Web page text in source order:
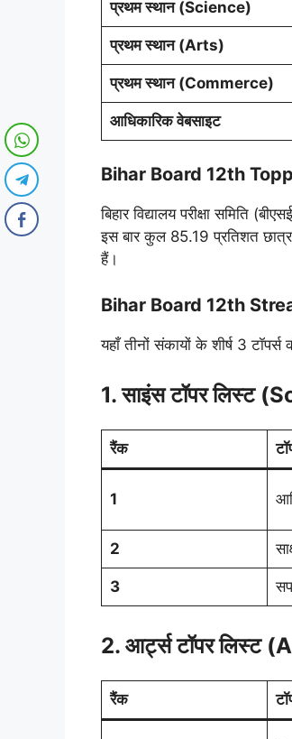
प्रथम स्थान (Science)
प्रथम स्थान (Arts)
प्रथम स्थान (Commerce)
आधिकारिक वेबसाइट
Bihar Board 12th
बिहार विद्यालय परीक्षा समिति
इस बार कुल 85.19 प्रतिशत
हैं।
Bihar Board 12th
यहाँ तीनों संकायों के शीर्ष 3
1. साइंस टॉपर लिस्ट
रैंक
1
2
3
2. आर्ट्स टॉपर लिस्ट
रैंक